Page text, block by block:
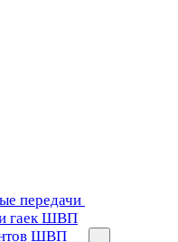
передачи
гаек ШВП
ШВП